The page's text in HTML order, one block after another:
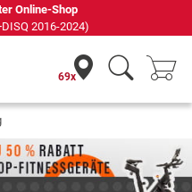
Online-Shop
2016-2024)
69x